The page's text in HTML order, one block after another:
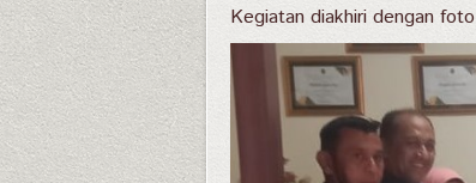
Kegiatan diakhiri dengan